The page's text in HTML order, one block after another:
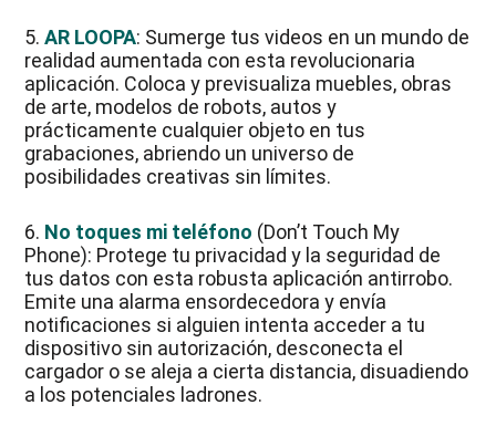
5.AR LOOPA: Sumerge tus videos en un mundo de
realidad aumentada con esta revolucionaria
aplicación. Coloca y previsualiza muebles, obras
de arte, modelos de robots, autos y
prácticamente cualquier objeto en tus
grabaciones, abriendo un universo de
posibilidades creativas sin límites.
6. No toques mi teléfono (Don’t Touch My
Phone): Protege tu privacidad y la seguridad de
tus datos con esta robusta aplicación antirrobo.
Emite una alarma ensordecedora y envía
notificaciones si alguien intenta acceder a tu
dispositivo sin autorización, desconecta el
cargador o se aleja a cierta distancia, disuadiendo
a los potenciales ladrones.